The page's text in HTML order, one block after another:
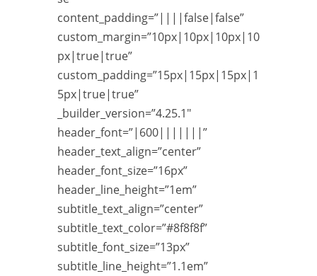
content_padding=”||||false|false”
custom_margin=”10px|10px|10px|10
px|true|true”
custom_padding=”15px|15px|15px|1
5px|true|true”
_builder_version=”4.25.1″
header_font=”|600|||||||”
header_text_align=”center”
header_font_size=”16px”
header_line_height=”1em”
subtitle_text_align=”center”
subtitle_text_color=”#8f8f8f”
subtitle_font_size=”13px”
subtitle_line_height=”1.1em”